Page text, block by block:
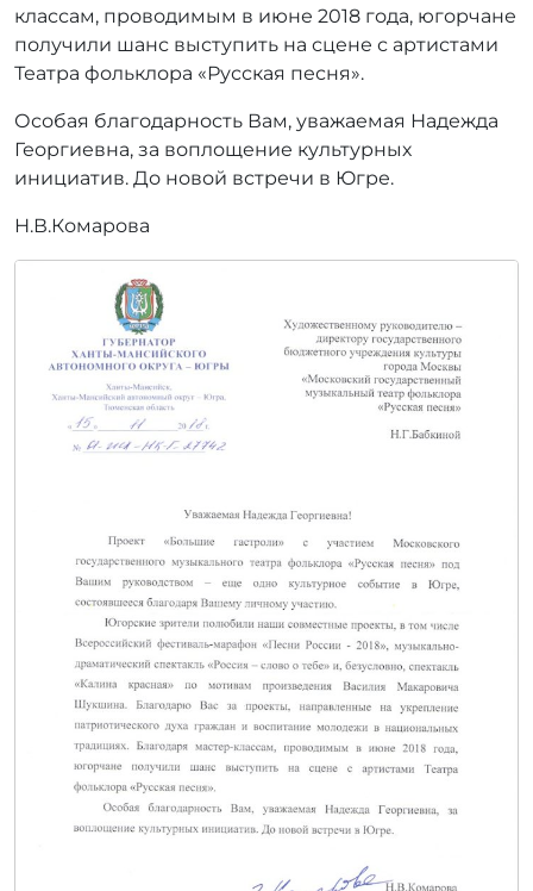
классам, проводимым в июне 2018 года, югорчане
получили шанс выступить на сцене с артистами
Театра фольклора «Русская песня».
Особая благодарность Вам, уважаемая Надежда
Георгиевна, за воплощение культурных
инициатив. До новой встречи в Югре.
Н.В.Комарова